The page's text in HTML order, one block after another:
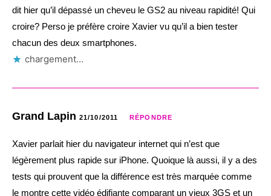
dit hier qu’il dépassé un cheveu le GS2 au niveau rapidité! Qui
croire? Perso je préfère croire Xavier vu qu’il a bien tester
chacun des deux smartphones.
chargement…
Grand Lapin 21/10/2011 RÉPONDRE
Xavier parlait hier du navigateur internet qui n’est que
légèrement plus rapide sur iPhone. Quoique là aussi, il y a des
tests qui prouvent que la différence est très marquée comme
le montre cette vidéo édifiante comparant un vieux 3GS et un